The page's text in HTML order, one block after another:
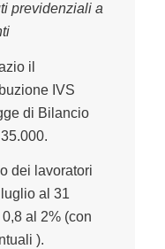
previdenziali a
il
IVS
di Bilancio
dei lavoratori
al 31
al 2% (con
).